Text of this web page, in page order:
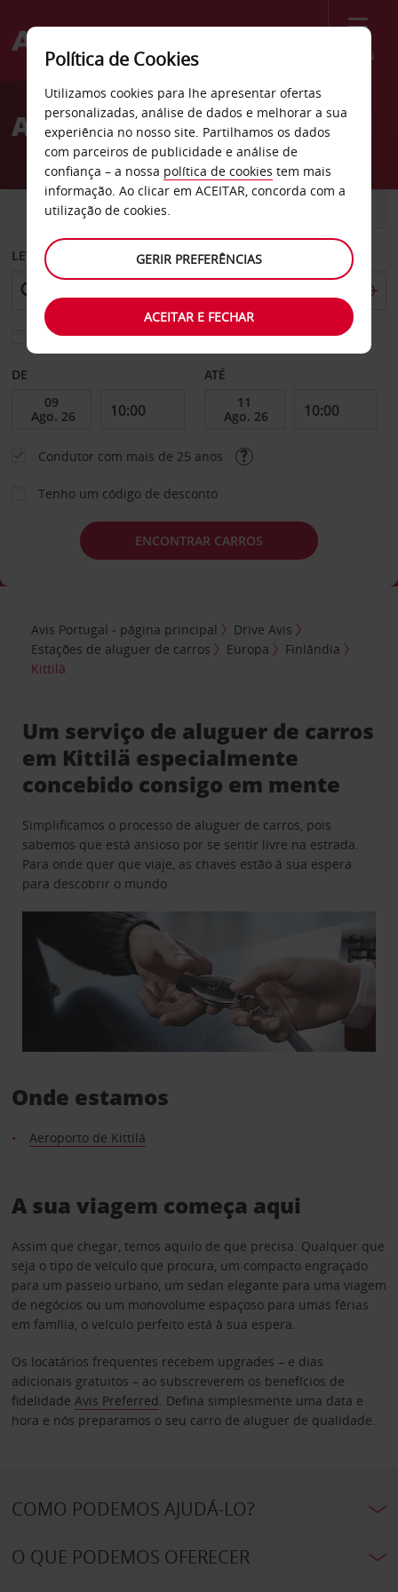
Menu
Welcome
AvisAluguer de carros Kittilä
CARRO
LEVANTAR EM
Escolher uma estação de devolução diferente
DE ATÉ
Condutor com mais de 25 anos
Tenho um código de desconto
ENCONTRAR CARROS
Avis Portugal - página principal
Drive Avis
Estações de aluguer de carros
Europa
Finlândia
Kittilä
Um serviço de aluguer de carros
em Kittilä especialmente
concebido consigo em mente
Simplificamos o processo de aluguer de carros, pois
sabemos que está ansioso por se sentir livre na estrada.
Para onde quer que viaje, as chaves estão à sua espera
para descobrir o mundo.
Onde estamos
Aeroporto de Kittilä
A sua viagem começa aqui
Assim que chegar, temos aquilo de que precisa. Qualquer que
seja o tipo de veículo que procura, um compacto engraçado
para um passeio urbano, um sedan elegante para uma viagem
de negócios ou um monovolume espaçoso para umas férias
em família, o veículo perfeito está à sua espera.
Os locatários frequentes recebem upgrades – e dias
adicionais gratuitos – ao subscreverem os benefícios de
fidelidade Avis Preferred. Defina simplesmente uma data e
hora e nós preparamos o seu carro de aluguer de qualidade.
COMO PODEMOS AJUDÁ-LO?
O QUE PODEMOS OFERECER
Política de Cookies
Utilizamos cookies para lhe apresentar ofertas
personalizadas, análise de dados e melhorar a sua
experiência no nosso site. Partilhamos os dados
com parceiros de publicidade e análise de
confiança – a nossa política de cookies tem mais
informação. Ao clicar em ACEITAR, concorda com a
utilização de cookies.
GERIR PREFERÊNCIAS
ACEITAR E FECHAR